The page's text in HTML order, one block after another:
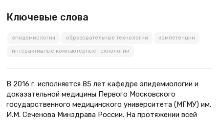
Ключевые слова
эпидемиология образовательные технологии компетенции
интерактивные компьютерные технологии
В 2016 г. исполняется 85 лет кафедре эпидемиологии и
доказательной медицины Первого Московского
государственного медицинского университета (МГМУ) им.
И.М. Сеченова Минздрава России. На протяжении всей